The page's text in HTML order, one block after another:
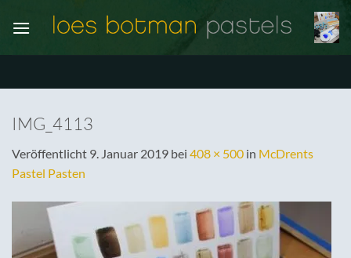
Inhalt
IMG_4113
Veröffentlicht 9. Januar 2019 bei 408 × 500 in McDrents
Pastel Pasten